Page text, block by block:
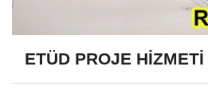
ETÜD PROJE